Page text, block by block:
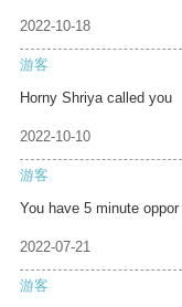
2022-10-18
游客
Horny Shriya called you
2022-10-10
游客
You have 5 minute oppor
2022-07-21
游客